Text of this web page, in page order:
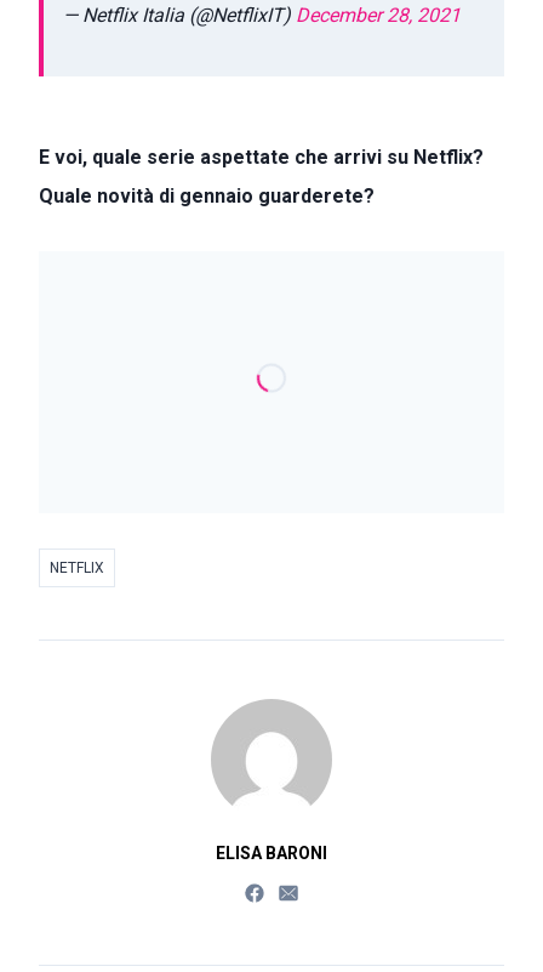
— Netflix Italia (@NetflixIT) December 28, 2021
E voi, quale serie aspettate che arrivi su Netflix?
Quale novità di gennaio guarderete?
NETFLIX
ELISA BARONI